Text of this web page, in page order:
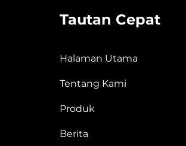
Tautan Cepat
Halaman Utama
Tentang Kami
Produk
Berita